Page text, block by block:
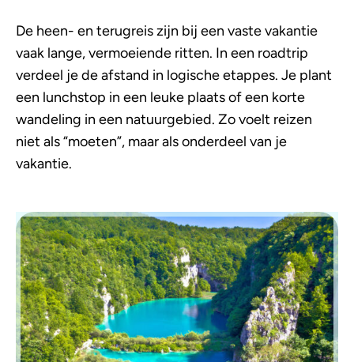
De heen- en terugreis zijn bij een vaste vakantie
vaak lange, vermoeiende ritten. In een roadtrip
verdeel je de afstand in logische etappes. Je plant
een lunchstop in een leuke plaats of een korte
wandeling in een natuurgebied. Zo voelt reizen
niet als “moeten”, maar als onderdeel van je
vakantie.